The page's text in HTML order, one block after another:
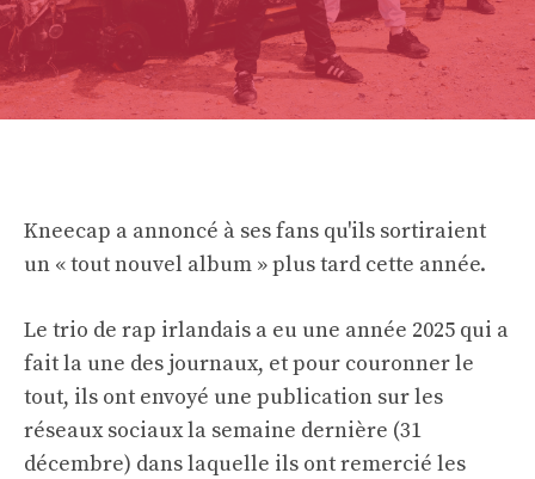
Kneecap a annoncé à ses fans qu'ils sortiraient
un « tout nouvel album » plus tard cette année.
Le trio de rap irlandais a eu une année 2025 qui a
fait la une des journaux, et pour couronner le
tout, ils ont envoyé une publication sur les
réseaux sociaux la semaine dernière (31
décembre) dans laquelle ils ont remercié les